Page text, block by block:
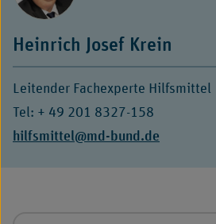
Fenster
Heinrich Josef Krein
Leitender Fachexperte Hilfsmittel
Tel: + 49 201 8327-158
E-
hilfsmittel@md-bund.de